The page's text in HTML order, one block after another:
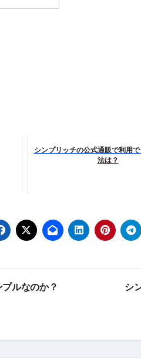
食べたらどうなるの？①【30
方法
2月のおすすめドメイン特集-
ーセール2026 完全攻略ガイ
う、いちばん賢いスマホ代。
ール完全ガイド：国内航空券
たらどうなるの？①【30秒で
シンプリッチの公式通販で利用
法は？
ルなのか？
シ